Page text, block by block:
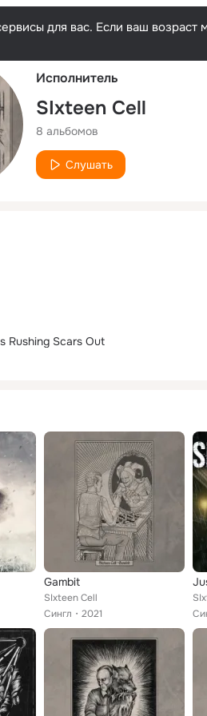
для вас. Если ваш
Исполнитель
SIxteen Cell
8 альбомов
Слушать
Rushing Scars Out
Gambit
SIxteen Cell
Сингл
2021